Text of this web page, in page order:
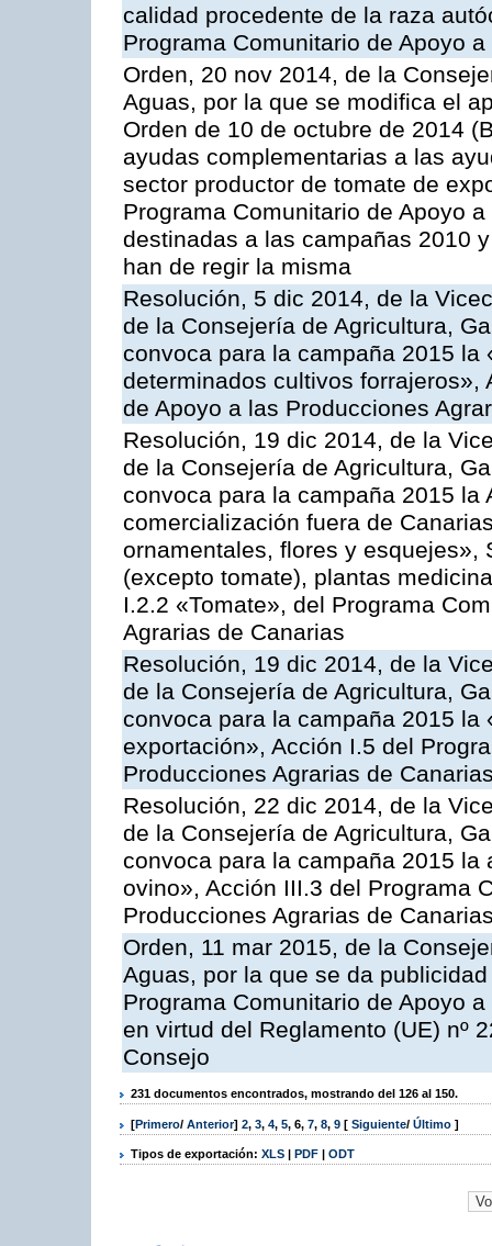
calidad procedente de la raza
Programa Comunitario de Apoyo
Orden, 20 nov 2014, de la
Aguas, por la que se modifica el
Orden de 10 de octubre de 2014
ayudas complementarias a las
sector productor de tomate de
Programa Comunitario de Apoyo
destinadas a las campañas 2010
han de regir la misma
Resolución, 5 dic 2014, de la
de la Consejería de Agricultura,
convoca para la campaña 2015 la
determinados cultivos forrajeros»,
de Apoyo a las Producciones
Resolución, 19 dic 2014, de la
de la Consejería de Agricultura,
convoca para la campaña 2015 la
comercialización fuera de
ornamentales, flores y esquejes»,
(excepto tomate), plantas
I.2.2 «Tomate», del Programa
Agrarias de Canarias
Resolución, 19 dic 2014, de la
de la Consejería de Agricultura,
convoca para la campaña 2015
exportación», Acción I.5 del
Producciones Agrarias de
Resolución, 22 dic 2014, de la
de la Consejería de Agricultura,
convoca para la campaña 2015
ovino», Acción III.3 del Programa
Producciones Agrarias de
Orden, 11 mar 2015, de la
Aguas, por la que se da
Programa Comunitario de Apoyo
en virtud del Reglamento (UE) nº
Consejo
231 documentos encontrados, mostrando del 126 al 150.
[Primero/ Anterior] 2, 3, 4, 5, 6, 7, 8, 9 [ Siguiente/ Último ]
Tipos de exportación: XLS | PDF | ODT